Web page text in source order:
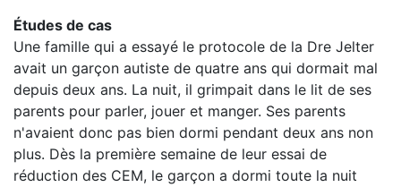
Études de cas
Une famille qui a essayé le protocole de la Dre Jelter
avait un garçon autiste de quatre ans qui dormait mal
depuis deux ans. La nuit, il grimpait dans le lit de ses
parents pour parler, jouer et manger. Ses parents
n'avaient donc pas bien dormi pendant deux ans non
plus. Dès la première semaine de leur essai de
réduction des CEM, le garçon a dormi toute la nuit